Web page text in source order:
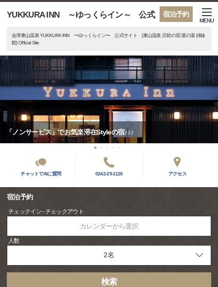
宿泊予約
YUKKURA INN ～ゆっくらイン～ 公式
MENU
会津東山温泉 YUKKURA INN 〜ゆっくらイン〜 公式サイト (東山温泉 庄助の宿 瀧の湯 姉妹
館) Official Site
「ノンサービス」でお気楽滞在Styleの宿♪♪♪
チャットでAIに質問 0242-29-1126 アクセス
宿泊予約
チェックイン - チェックアウト
カレンダーから選択
人数
検索